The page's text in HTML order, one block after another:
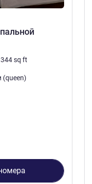
344sq ft
(queen)